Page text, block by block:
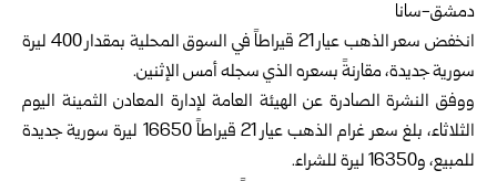
دمشق-سانا
انخفض سعر الذهب عيار 21 قيراطاً في السوق المحلية بمقدار 400 ليرة
سورية جديدة، ‏مقارنةً بسعره الذي سجله أمس الإثنين.
ووفق النشرة الصادرة عن الهيئة العامة لإدارة المعادن الثمينة اليوم
الثلاثاء، بلغ ‏سعر غرام الذهب عيار 21 قيراطاً ‌‏‌‏16650 ليرة سورية جديدة
للمبيع، و16350 ليرة ‏للشراء.